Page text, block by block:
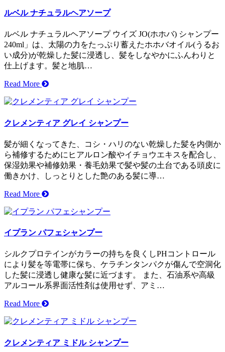
ルベル ナチュラルヘアソープ
ルベル ナチュラルヘアソープ ウイズ JO(ホホバ) シャンプー
240ml」は、太陽の力をたっぷり蓄えたホホバオイル(うるお
い成分)が乾燥した髪に浸透し、髪をしなやかにふんわりと
仕上げます。髪と地肌…
Read More
クレメンティア グレイ シャンプー
髪が細くなってきた、コシ・ハリのない乾燥した髪を内側か
ら補修するためにヒアルロン酸やイチョウエキスを配合し、
保湿効果や補修効果・養毛効果で髪や髪の土台である頭皮に
働きかけ、しっとりとした艶のある髪に導…
Read More
イプラン パフェシャンプー
シルクプロテインがカラーの持ちを良くしPHコントロール
により髪を等電帯に保ち、ケラチンタンパクが傷んで空洞化
した髪に浸透し健康な髪に近づます。 また、石油系や高級
アルコール系界面活性剤は使用せず、アミ…
Read More
クレメンティア ミドル シャンプー